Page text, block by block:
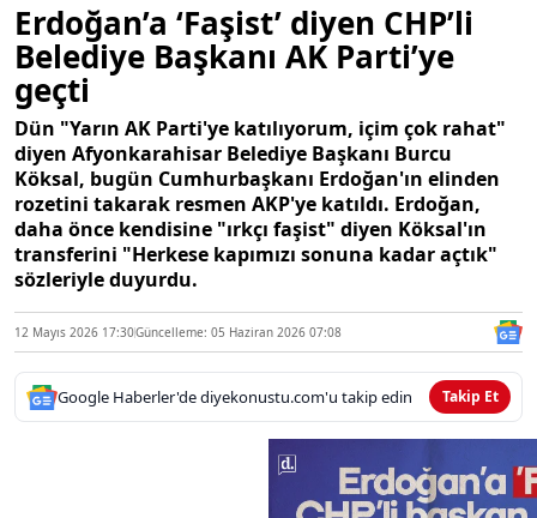
Erdoğan’a ‘Faşist’ diyen CHP’li
Belediye Başkanı AK Parti’ye
geçti
Dün "Yarın AK Parti'ye katılıyorum, içim çok rahat"
diyen Afyonkarahisar Belediye Başkanı Burcu
Köksal, bugün Cumhurbaşkanı Erdoğan'ın elinden
rozetini takarak resmen AKP'ye katıldı. Erdoğan,
daha önce kendisine "ırkçı faşist" diyen Köksal'ın
transferini "Herkese kapımızı sonuna kadar açtık"
sözleriyle duyurdu.
12 Mayıs 2026 17:30Güncelleme: 05 Haziran 2026 07:08
Google Haberler'de diyekonustu.com'u takip edin Takip Et